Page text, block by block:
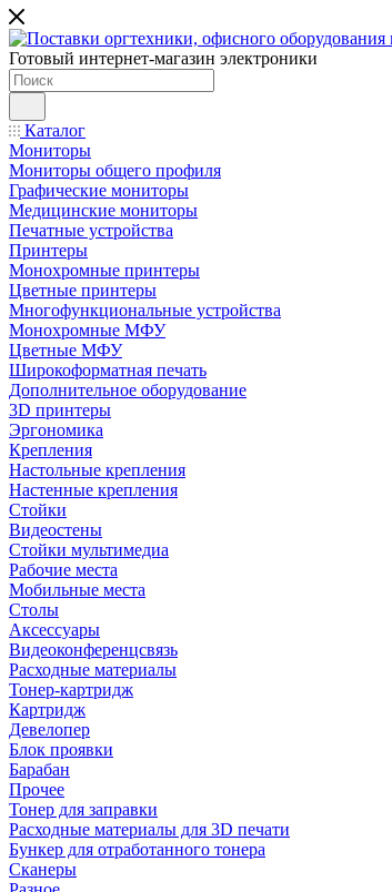
Готовый интернет-магазин электроники
Каталог
Мониторы
Мониторы общего профиля
Графические мониторы
Медицинские мониторы
Печатные устройства
Принтеры
Моноxромныe принтеры
Цвeтныe принтеры
Многофункциональные устройства
Монохромные МФУ
Цветные МФУ
Широкоформатная печать
Дополнительное оборудование
3D принтеры
Эргономика
Крепления
Настольные крепления
Настенные крепления
Стойки
Видеостены
Стойки мультимедиа
Рабочие места
Мобильные места
Столы
Аксессуары
Видеоконференцсвязь
Расходные материалы
Тонер-картридж
Картридж
Девелопер
Блок проявки
Барабан
Прочее
Тонер для заправки
Расходные материалы для 3D печати
Бункер для отработанного тонера
Сканеры